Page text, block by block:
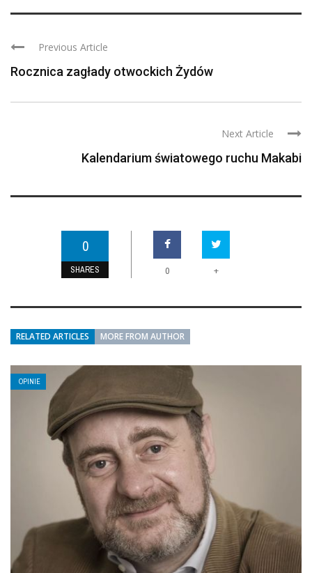
Previous Article
Rocznica zagłady otwockich Żydów
Next Article
Kalendarium światowego ruchu Makabi
0
SHARES 0 +
RELATED ARTICLES MORE FROM AUTHOR
OPINIE